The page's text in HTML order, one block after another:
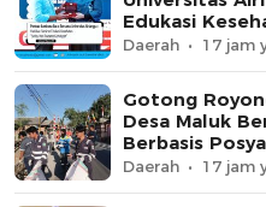
Edukasi
Kehidupan
Daerah 17 jam
Gotong
Desa Maluk
Berbasis
Daerah 17 jam